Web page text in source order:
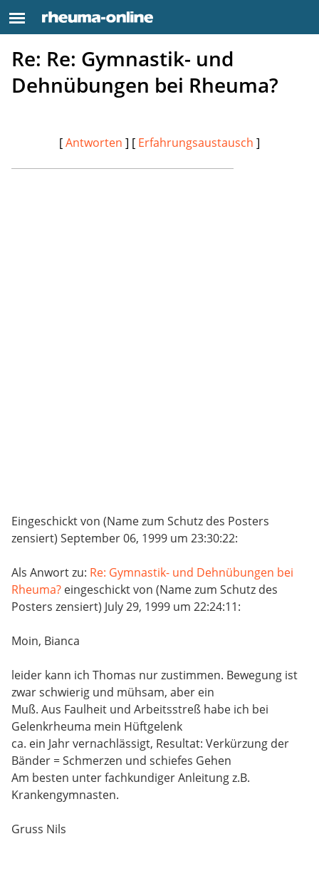
Re: Re: Gymnastik- und
Dehnübungen bei Rheuma?
[Antworten ] [ Erfahrungsaustausch ]
Eingeschickt von (Name zum Schutz des Posters
zensiert) September 06, 1999 um 23:30:22:
Als Anwort zu: Re: Gymnastik- und Dehnübungen bei
Rheuma? eingeschickt von (Name zum Schutz des
Posters zensiert) July 29, 1999 um 22:24:11:
Moin, Bianca
leider kann ich Thomas nur zustimmen. Bewegung ist
zwar schwierig und mühsam, aber ein
Muß. Aus Faulheit und Arbeitsstreß habe ich bei
Gelenkrheuma mein Hüftgelenk
ca. ein Jahr vernachlässigt, Resultat: Verkürzung der
Bänder = Schmerzen und schiefes Gehen
Am besten unter fachkundiger Anleitung z.B.
Krankengymnasten.
Gruss Nils